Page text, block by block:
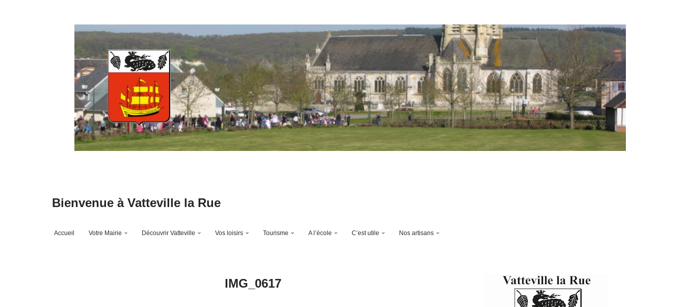
Bienvenue à Vatteville la Rue
Accueil Votre Mairie Découvrir Vatteville Vos loisirs Tourisme A l’école C’est utile Nos artisans
IMG_0617